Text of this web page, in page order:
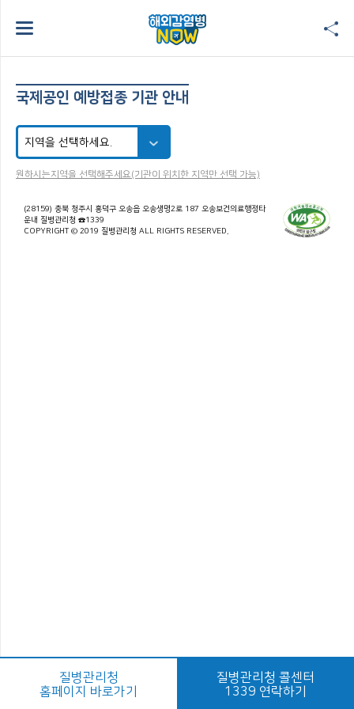
국제공인 예방접종 기관 안내
원하시는지역을 선택해주세요(기관이 위치한 지역만 선택 가능)
(28159) 충북 청주시 흥덕구 오송읍 오송생명2로 187 오송보건의료행정타
운내 질병관리청 ☎1339
COPYRIGHT © 2019 질병관리청 ALL RIGHTS RESERVED.
질병관리청
홈페이지 바로가기
질병관리청 콜센터
1339 연락하기